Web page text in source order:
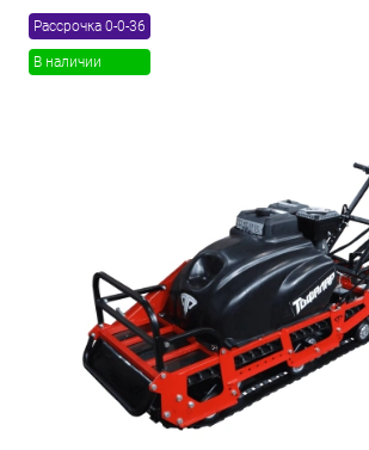
Рассрочка 0-0-36
В наличии